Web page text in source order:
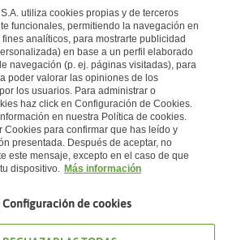
inglés
utiliza cookies propias y de terceros
funcionales, permitiendo la navegación en
fines analíticos, para mostrarte publicidad
en base a un perfil elaborado
navegación (p. ej. páginas visitadas), para
poder valorar las opiniones de los
los usuarios. Para administrar o
haz click en Configuración de Cookies.
en nuestra Política de cookies.
Cookies para confirmar que has leído y
presentada. Después de aceptar, no
este mensaje, excepto en el caso de que
dispositivo. Más información
Configuración de cookies